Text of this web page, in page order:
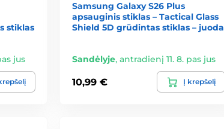
stiklas
jus
Samsung Galaxy S26 Plus
apsauginis stiklas – Tactical Glass
Shield 5D grūdintas stiklas – juoda
Sandėlyje, antradienį 11. 8. pas jus
10,99 € Į krepšelį